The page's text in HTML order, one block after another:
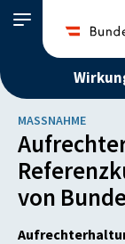
MASSNAHME
von